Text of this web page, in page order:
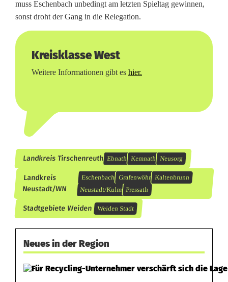
muss Eschenbach unbedingt am letzten Spieltag gewinnen,
sonst droht der Gang in die Relegation.
Kreisklasse West
Weitere Informationen gibt es hier.
Landkreis Tirschenreuth Ebnath Kemnath Neusorg
Landkreis
Neustadt/WN
Eschenbach Grafenwöhr
Kaltenbrunn
Neustadt/Kulm Pressath
Stadtgebiete Weiden Weiden Stadt
Neues in der Region